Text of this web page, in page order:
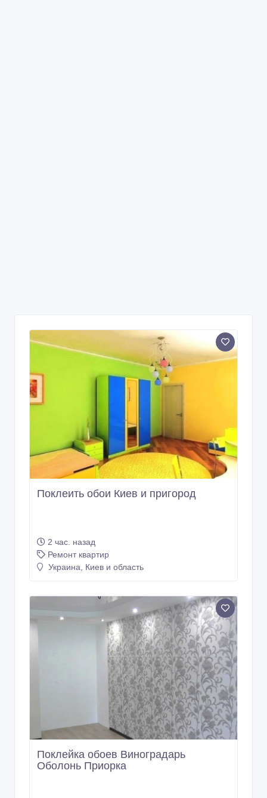
Поклеить обои Киев и пригород
2 час. назад
Ремонт квартир
Украина, Киев и область
Поклейка обоев Виноградарь
Оболонь Приорка